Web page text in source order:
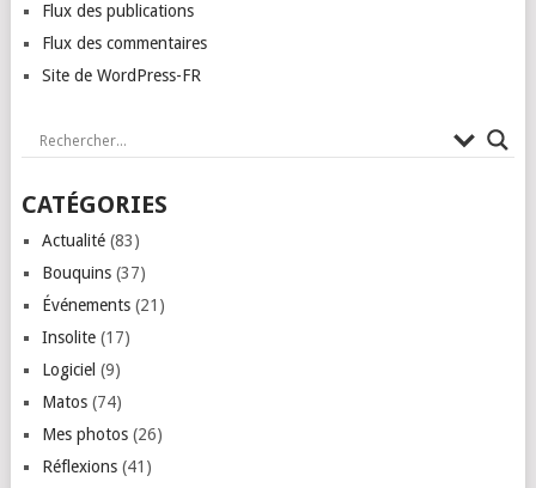
Flux des publications
Flux des commentaires
Site de WordPress-FR
CATÉGORIES
Actualité(83)
Bouquins(37)
Événements(21)
Insolite(17)
Logiciel (9)
Matos(74)
Mes photos(26)
Réflexions(41)